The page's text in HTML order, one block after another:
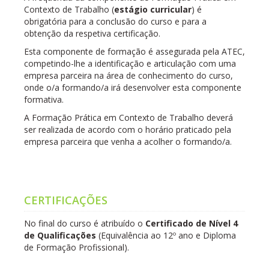
Contexto de Trabalho (estágio curricular) é
obrigatória para a conclusão do curso e para a
obtenção da respetiva certificação.
Esta componente de formação é assegurada pela ATEC,
competindo-lhe a identificação e articulação com uma
empresa parceira na área de conhecimento do curso,
onde o/a formando/a irá desenvolver esta componente
formativa.
A Formação Prática em Contexto de Trabalho deverá
ser realizada de acordo com o horário praticado pela
empresa parceira que venha a acolher o formando/a.
CERTIFICAÇÕES
No final do curso é atribuído o Certificado de Nível 4
de Qualificações (Equivalência ao 12º ano e Diploma
de Formação Profissional).